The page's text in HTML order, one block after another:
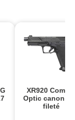
XR920
Optic canon
fileté